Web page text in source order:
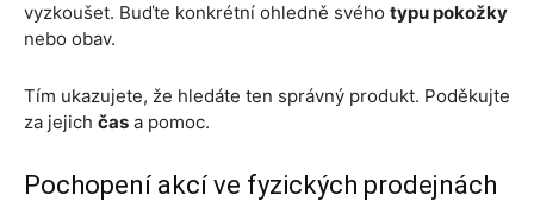
vyzkoušet. Buďte konkrétní ohledně svého typu pokožky
nebo obav.
Tím ukazujete, že hledáte ten správný produkt. Poděkujte
za jejich čas a pomoc.
Pochopení akcí ve fyzických prodejnách